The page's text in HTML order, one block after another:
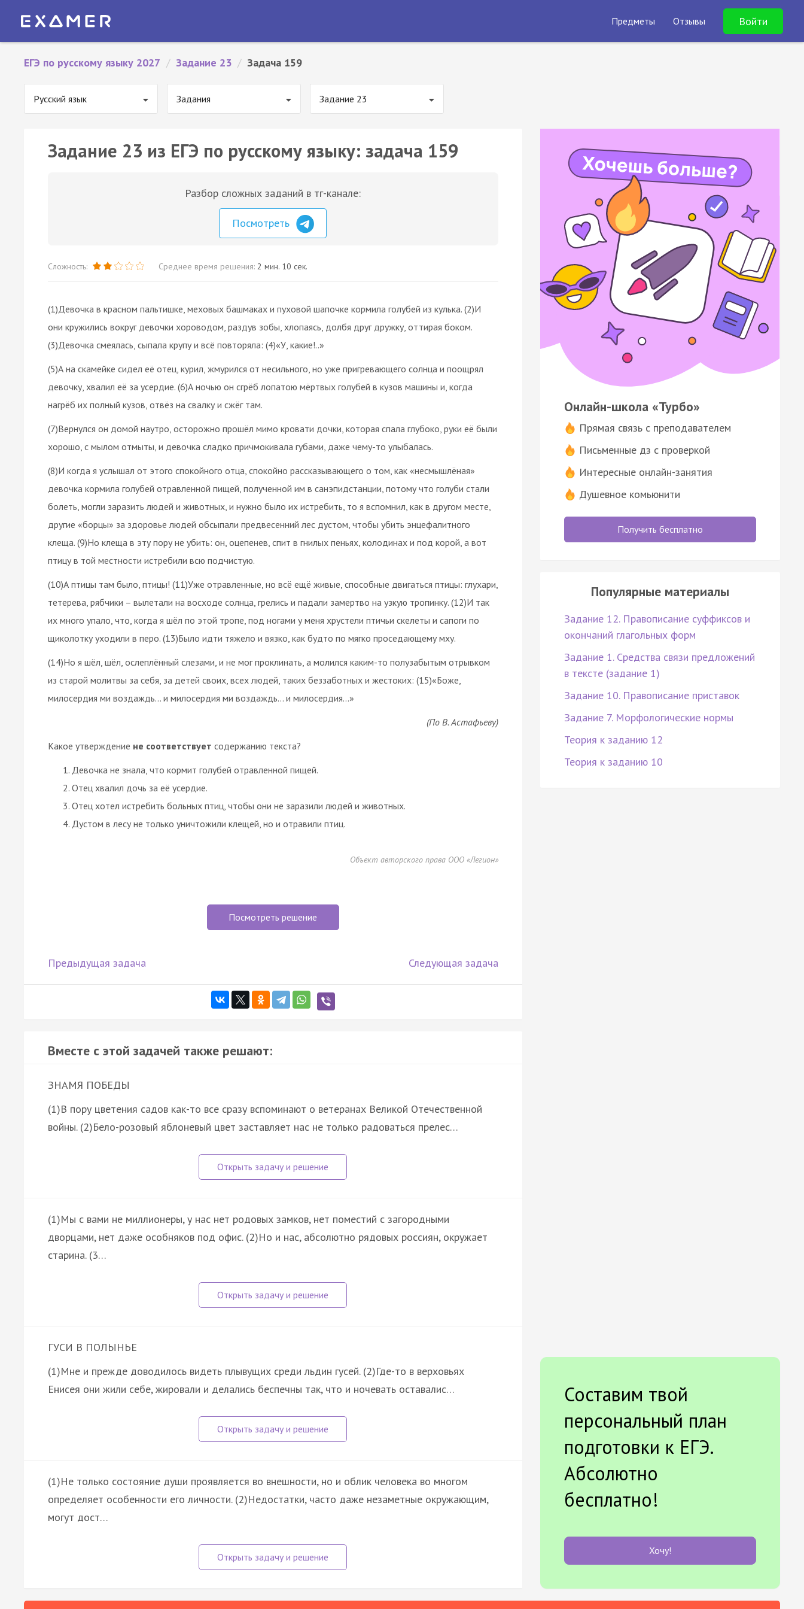
Предметы Отзывы Войти
ЕГЭ по русскому языку 2027 / Задание 23 / Задача 159
Русский язык Задания Задание 23
Задание 23 из ЕГЭ по русскому языку: задача 159
Разбор сложных заданий в тг-канале:
Посмотреть
Сложность: Среднее время решения: 2 мин. 10 сек.
(1)Девочка в красном пальтишке, меховых башмаках и пуховой шапочке кормила голубей из кулька. (2)И
они кружились вокруг девочки хороводом, раздув зобы, хлопаясь, долбя друг дружку, оттирая боком.
(3)Девочка смеялась, сыпала крупу и всё повторяла: (4)«У, какие!..»
(5)А на скамейке сидел её отец, курил, жмурился от несильного, но уже пригревающего солнца и поощрял
девочку, хвалил её за усердие. (6)А ночью он сгрёб лопатою мёртвых голубей в кузов машины и, когда
нагрёб их полный кузов, отвёз на свалку и сжёг там.
(7)Вернулся он домой наутро, осторожно прошёл мимо кровати дочки, которая спала глубоко, руки её были
хорошо, с мылом отмыты, и девочка сладко причмокивала губами, даже чему-то улыбалась.
(8)И когда я услышал от этого спокойного отца, спокойно рассказывающего о том, как «несмышлёная»
девочка кормила голубей отравленной пищей, полученной им в санэпидстанции, потому что голуби стали
болеть, могли заразить людей и животных, и нужно было их истребить, то я вспомнил, как в другом месте,
другие «борцы» за здоровье людей обсыпали предвесенний лес дустом, чтобы убить энцефалитного
клеща. (9)Но клеща в эту пору не убить: он, оцепенев, спит в гнилых пеньях, колодинах и под корой, а вот
птицу в той местности истребили всю подчистую.
(10)А птицы там было, птицы! (11)Уже отравленные, но всё ещё живые, способные двигаться птицы: глухари,
тетерева, рябчики – вылетали на восходе солнца, грелись и падали замертво на узкую тропинку. (12)И так
их много упало, что, когда я шёл по этой тропе , под ногами у меня хрустели птичьи скелеты и сапоги по
щиколотку уходили в перо. (13)Было идти тяжело и вязко, как будто по мягко проседающему мху.
(14)Но я шёл, шёл, ослеплённый слезами, и не мог проклинать, а молился каким-то полузабытым отрывком
из старой молитвы за себя, за детей своих, всех людей, таких беззаботных и жестоких: (15)«Боже,
милосердия ми воздаждь… и милосердия ми воздаждь… и милосердия…»
(По В. Астафьеву)
Какое утверждение не соответствует содержанию текста?
Девочка не знала, что кормит голубей отравленной пищей.
Отец хвалил дочь за её усердие.
Отец хотел истребить больных птиц, чтобы они не заразили людей и животных.
Дустом в лесу не только уничтожили клещей, но и отравили птиц.
Объект авторского права ООО «Легион»
Посмотреть решение
Предыдущая задача Следующая задача
Вместе с этой задачей также решают:
ЗНАМЯ ПОБЕДЫ
(1)В пору цветения садов как-то все сразу вспоминают о ветеранах Великой Отечественной
войны. (2)Бело-розовый яблоневый цвет заставляет нас не только радоваться прелес…
(1)Мы с вами не миллионеры, у нас нет родовых замков, нет поместий с загородными
дворцами, нет даже особняков под офис. (2)Но и нас, абсолютно рядовых россиян, окружает
старина. (3…
ГУСИ В ПОЛЫНЬЕ
(1)Мне и прежде доводилось видеть плывущих среди льдин гусей. (2)Где-то в верховьях
Енисея они жили себе, жировали и делались беспечны так, что и ночевать оставалис…
(1)Не только состояние души проявляется во внешности, но и облик человека во многом
определяет особенности его личности. (2)Недостатки, часто даже незаметные окружающим,
могут дост…
Онлайн-школа «Турбо»
Прямая связь с преподавателем
Письменные дз с проверкой
Интересные онлайн-занятия
Душевное комьюнити
Получить бесплатно
Популярные материалы
Задание 12. Правописание суффиксов и
окончаний глагольных форм
Задание 1. Средства связи предложений
в тексте (задание 1)
Задание 10. Правописание приставок
Задание 7. Морфологические нормы
Теория к заданию 12
Теория к заданию 10
Составим твой
персональный план
подготовки к ЕГЭ.
Абсолютно
бесплатно!
Хочу!